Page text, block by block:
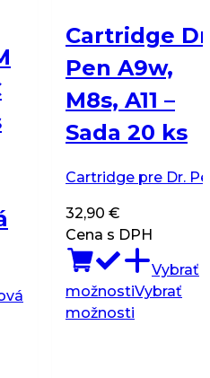
Cartridge
Pen A9w,
M8s, A11 –
Sada 20 ks
Cartridge pre Dr.
32,90 €
Cena s DPH
Vybrať
možnostiVybrať
možnosti